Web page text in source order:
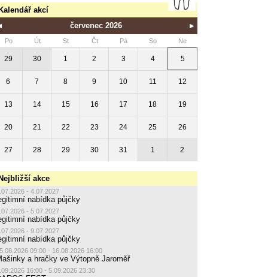
Kalendář akcí
červenec 2026
Po Út St Čt Pá So Ne
29 30 1 2 3 4 5
6 7 8 9 10 11 12
13 14 15 16 17 18 19
20 21 22 23 24 25 26
27 28 29 30 31 1 2
Nejbližší akce
- 4.07.2027
nabídka půjčky
- 5.07.2027
nabídka půjčky
- 9.07.2027
nabídka půjčky
09:00 - 16.08.2026 16:00
a hračky ve Výtopně Jaroměř
16:00 - 5.09.2026 23:30